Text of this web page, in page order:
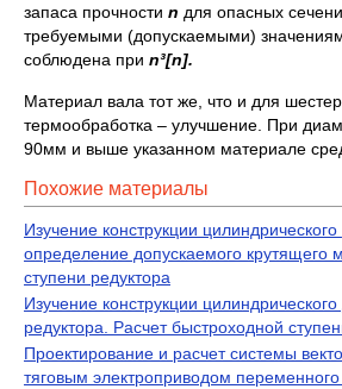
запаса прочности n для опасных
требуемыми (допускаемыми)
соблюдена при n³[n].
Материал вала тот же, что и для
термообработка – улучшение. При
90мм и выше указанном материале
Похожие материалы
Изучение конструкции цилиндрического
определение допускаемого крутящего
ступени редуктора
Изучение конструкции цилиндрического
редуктора. Расчет быстроходной
Проектирование и расчет системы
тяговым электроприводом переменного